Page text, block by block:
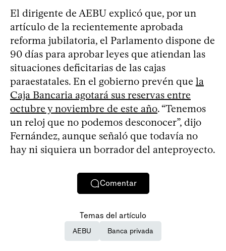
El dirigente de AEBU explicó que, por un
artículo de la recientemente aprobada
reforma jubilatoria, el Parlamento dispone de
90 días para aprobar leyes que atiendan las
situaciones deficitarias de las cajas
paraestatales. En el gobierno prevén que la
Caja Bancaria agotará sus reservas entre
octubre y noviembre de este año. “Tenemos
un reloj que no podemos desconocer”, dijo
Fernández, aunque señaló que todavía no
hay ni siquiera un borrador del anteproyecto.
Comentar
Temas del artículo
AEBU Banca privada